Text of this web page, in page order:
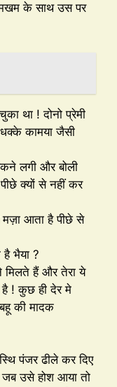
के साथ उस पर
था ! दोनो प्रेमी
कामया जैसी
लगी और बोली
क्यों से नहीं कर
मज़ा आता है पीछे से
भैया ?
मिलते हैं और तेरा ये
है ! कुछ ही देर मे
की मादक
पंजर ढीले कर दिए
जब उसे होश आया तो